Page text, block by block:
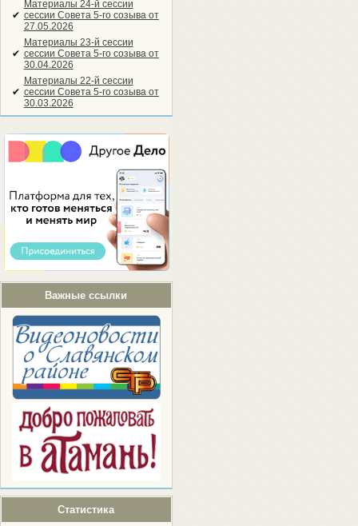
✔
Материалы 24-й сессии
сессии Совета 5-го созыва от
27.05.2026
✔
Материалы 23-й сессии
сессии Совета 5-го созыва от
30.04.2026
✔
Материалы 22-й сессии
сессии Совета 5-го созыва от
30.03.2026
Важные ссылки
Статистика